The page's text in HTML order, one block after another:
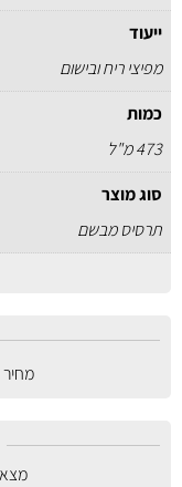
ייעוד
מפיצי ריח ובישום
כמות
473 מ"ל
סוג מוצר
תרסיס מבשם